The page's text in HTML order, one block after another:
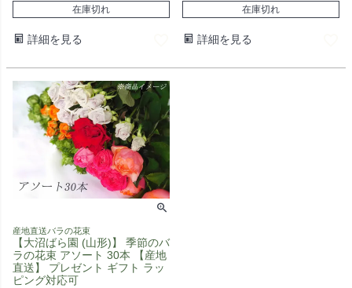
在庫切れ
詳細を見る
在庫切れ
詳細を見る
産地直送バラの花束
【大沼ばら園 (山形)】 季節のバ
ラの花束 アソート 30本 【産地
直送】 プレゼント ギフト ラッ
ピング対応可